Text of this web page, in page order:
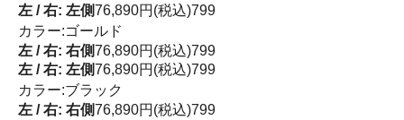
左 / 右: 左側76,890円(税込)799
カラー:ゴールド
左 / 右: 右側76,890円(税込)799
左 / 右: 左側76,890円(税込)799
カラー:ブラック
左 / 右: 右側76,890円(税込)799